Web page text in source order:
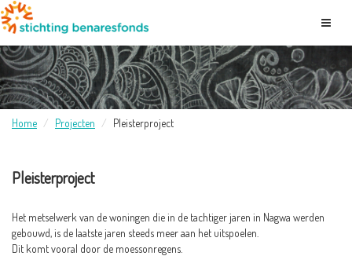
Home Projecten Pleisterproject
Pleisterproject
Het metselwerk van de woningen die in de tachtiger jaren in Nagwa werden
gebouwd, is de laatste jaren steeds meer aan het uitspoelen.
Dit komt vooral door de moessonregens.